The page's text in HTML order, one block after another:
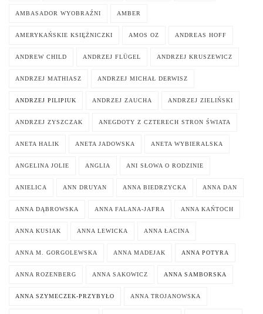
AMBASADOR WYOBRAŹNI AMBER
AMERYKAŃSKIE KSIĘŻNICZKI AMOS OZ ANDREAS HOFF
ANDREW CHILD ANDRZEJ FLÜGEL ANDRZEJ KRUSZEWICZ
ANDRZEJ MATHIASZ ANDRZEJ MICHAŁ DERWISZ
ANDRZEJ PILIPIUK ANDRZEJ ZAUCHA ANDRZEJ ZIELIŃSKI
ANDRZEJ ZYSZCZAK ANEGDOTY Z CZTERECH STRON ŚWIATA
ANETA HALIK ANETA JADOWSKA ANETA WYBIERALSKA
ANGELINA JOLIE ANGLIA ANI SŁOWA O RODZINIE
ANIELICA ANN DRUYAN ANNA BIEDRZYCKA ANNA DAN
ANNA DĄBROWSKA ANNA FALANA-JAFRA ANNA KAŃTOCH
ANNA KUSIAK ANNA LEWICKA ANNA ŁACINA
ANNA M. GORGOLEWSKA ANNA MADEJAK ANNA POTYRA
ANNA ROZENBERG ANNA SAKOWICZ ANNA SAMBORSKA
ANNA SZYMECZEK-PRZYBYŁO ANNA TROJANOWSKA